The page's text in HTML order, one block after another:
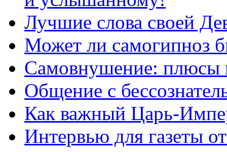
Лучшие слова своей
Может ли самогипноз
Самовнушение: плюсы
Общение с
Как важный Царь-
Интервью для газеты